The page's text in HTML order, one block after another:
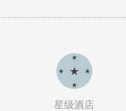
星级酒店